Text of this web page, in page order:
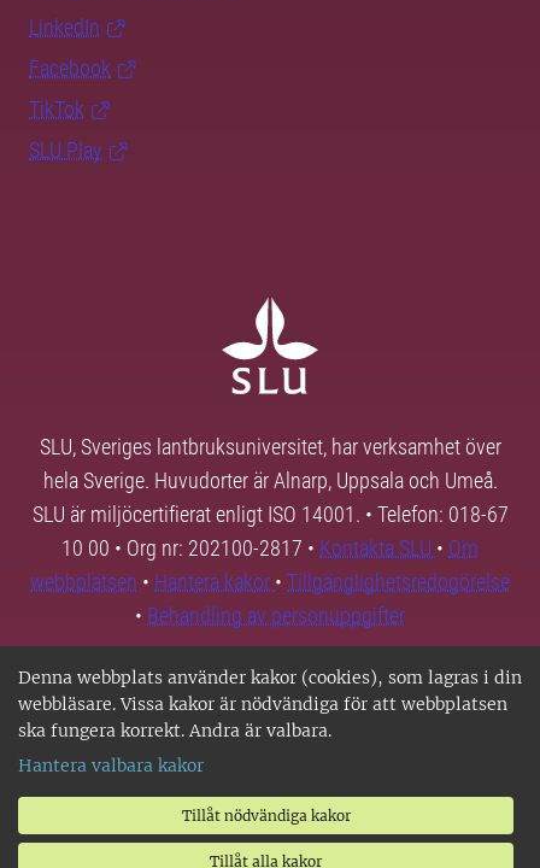
Denna webbplats använder kakor (cookies), som lagras i din
webbläsare. Vissa kakor är nödvändiga för att webbplatsen
ska fungera korrekt. Andra är valbara.
Hantera valbara kakor
Tillåt nödvändiga kakor
Tillåt alla kakor
LinkedIn
Facebook
TikTok
SLU Play
SLU, Sveriges lantbruksuniversitet, har verksamhet över
hela Sverige. Huvudorter är Alnarp, Uppsala och Umeå.
SLU är miljöcertifierat enligt ISO 14001. • Telefon: 018-67
10 00 • Org nr: 202100-2817 • Kontakta SLU • Om
webbplatsen • Hantera kakor • Tillgänglighetsredogörelse
• Behandling av personuppgifter